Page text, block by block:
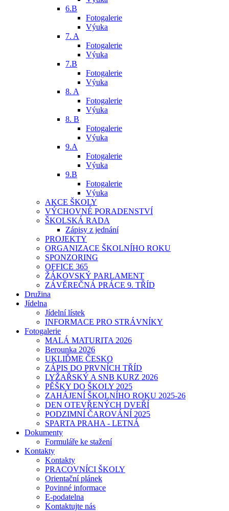
6.B
Fotogalerie
Výuka
7. A
Fotogalerie
Výuka
7.B
Fotogalerie
Výuka
8. A
Fotogalerie
Výuka
8. B
Fotogalerie
Výuka
9.A
Fotogalerie
Výuka
9.B
Fotogalerie
Výuka
AKCE ŠKOLY
VÝCHOVNÉ PORADENSTVÍ
ŠKOLSKÁ RADA
Zápisy z jednání
PROJEKTY
ORGANIZACE ŠKOLNÍHO ROKU
SPONZORING
OFFICE 365
ŽÁKOVSKÝ PARLAMENT
ZÁVĚREČNÁ PRÁCE 9. TŘÍD
Družina
Jídelna
Jídelní lístek
INFORMACE PRO STRÁVNÍKY
Fotogalerie
MALÁ MATURITA 2026
Berounka 2026
UKLIĎME ČESKO
ZÁPIS DO PRVNÍCH TŘÍD
LYŽAŘSKÝ A SNB KURZ 2026
PĚŠKY DO ŠKOLY 2025
ZAHÁJENÍ ŠKOLNÍHO ROKU 2025-26
DEN OTEVŘENÝCH DVEŘÍ
PODZIMNÍ ČAROVÁNÍ 2025
SPARTA PRAHA - LETNÁ
Dokumenty
Formuláře ke stažení
Kontakty
Kontakty
PRACOVNÍCI ŠKOLY
Orientační plánek
Povinné informace
E-podatelna
Kontaktujte nás